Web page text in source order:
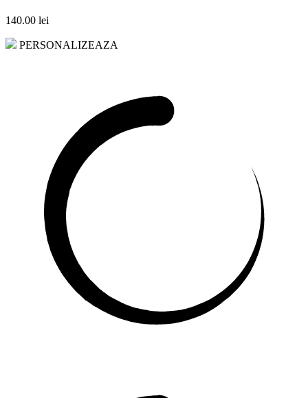
140.00 lei
PERSONALIZEAZA